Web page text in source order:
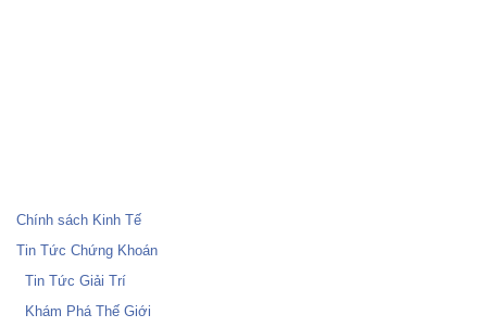
Chính sách Kinh Tế
Tin Tức Chứng Khoán
Tin Tức Giải Trí
Khám Phá Thế Giới